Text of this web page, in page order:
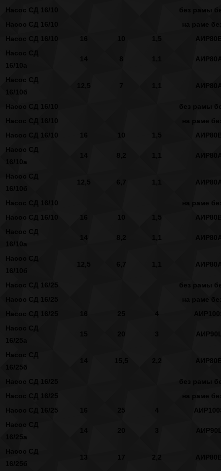
Насос СД 16/10
без рамы
Насос СД 16/10
на раме
16/10а
Насос СД
16/10б
Насос СД 16/10
на раме
Насос СД 16/10
10 1,5
Насос СД
16/10а
Насос СД
Насос СД 16/10
на раме
Насос СД 16/10
16
Насос СД
16/10а
1,1
6,7
Насос СД 16/25
без рамы
Насос СД 16/25
Насос СД 16/25
4
Насос СД
16/25б
Насос СД 16/25
без рамы
на раме
Насос СД 16/25
25
Насос СД
16/25а
Насос СД
2,2